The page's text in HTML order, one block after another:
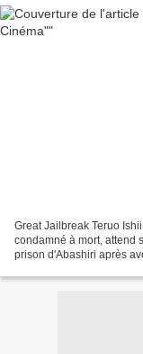
Great Jailbreak Teruo
condamné à mort, attend
prison d'Abashiri après